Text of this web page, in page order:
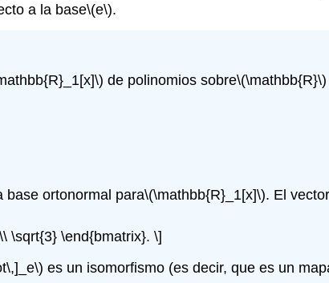
a la base\(e\).
de polinomios sobre\(\mathbb{R}\)
base ortonormal para\(\mathbb{R}_1[x]\). El
\sqrt{3} \end{bmatrix}. \]
es un isomorfismo (es decir, que es un